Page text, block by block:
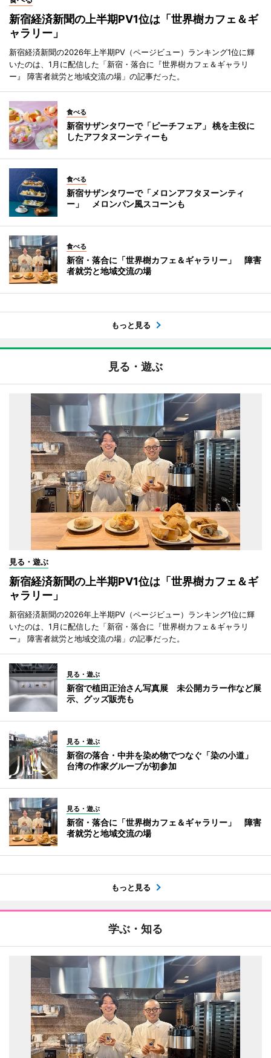
新宿経済新聞の上半期PV1位は「世界樹カフェ＆ギ
ャラリー」
新宿経済新聞の2026年上半期PV（ページビュー）ランキング1位に輝
いたのは、1月に配信した「新宿・落合に『世界樹カフェ＆ギャラリ
ー』 障害者就労と地域交流の場」の記事だった。
食べる
新宿サザンタワーで「ピーチフェア」 桃を主役に
したアフタヌーンティーも
食べる
新宿サザンタワーで「メロンアフタヌーンティ
ー」 メロンパン風スコーンも
食べる
新宿・落合に「世界樹カフェ＆ギャラリー」 障害
者就労と地域交流の場
もっと見る
見る・遊ぶ
見る・遊ぶ
新宿経済新聞の上半期PV1位は「世界樹カフェ＆ギ
ャラリー」
新宿経済新聞の2026年上半期PV（ページビュー）ランキング1位に輝
いたのは、1月に配信した「新宿・落合に『世界樹カフェ＆ギャラリ
ー』 障害者就労と地域交流の場」の記事だった。
見る・遊ぶ
新宿で植田正治さん写真展 未公開カラー作など展
示、グッズ販売も
見る・遊ぶ
新宿の落合・中井を染め物でつなぐ「染の小道」
台湾の作家グループが初参加
見る・遊ぶ
新宿・落合に「世界樹カフェ＆ギャラリー」 障害
者就労と地域交流の場
もっと見る
学ぶ・知る